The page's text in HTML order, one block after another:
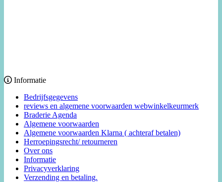
Informatie
Bedrijfsgegevens
reviews en algemene voorwaarden webwinkelkeurmerk
Braderie Agenda
Algemene voorwaarden
Algemene voorwaarden Klarna ( achteraf betalen)
Herroepingsrecht/ retourneren
Over ons
Informatie
Privacyverklaring
Verzending en betaling.